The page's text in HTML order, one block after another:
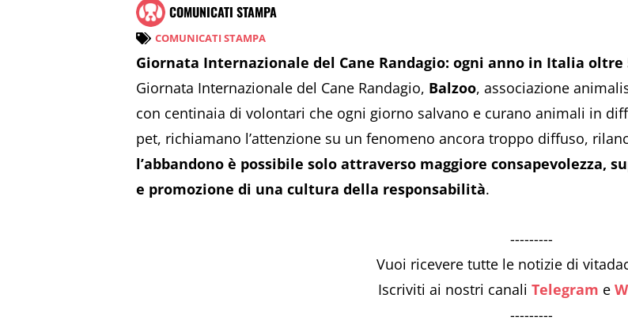
COMUNICATI STAMPA
COMUNICATI STAMPA
Giornata Internazionale del Cane Randagio: ogni anno in Italia oltre
Giornata Internazionale del Cane Randagio, Balzoo, associazione
con centinaia di volontari che ogni giorno salvano e curano animali in
pet, richiamano l’attenzione su un fenomeno ancora troppo diffuso,
l’abbandono è possibile solo attraverso maggiore consapevolezza,
e promozione di una cultura della responsabilità.
---------
Vuoi ricevere tutte le notizie di
Iscriviti ai nostri canali Telegram e
---------